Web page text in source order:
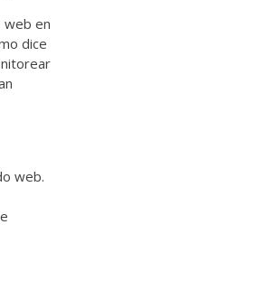
web en
dice
web.